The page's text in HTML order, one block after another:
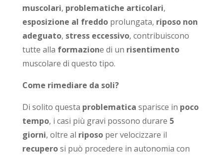
muscolari, problematiche articolari,
esposizione al freddoprolungata, riposo non
adeguato, stress eccessivo, contribuiscono
tutte alla formazione di un risentimento
muscolare di questo tipo.
Come rimediare da soli?
Di solito questa problematica sparisce in poco
tempo, i casi più gravi possono durare 5
giorni, oltre al riposo per velocizzare il
recuperosi può procedere in autonomia con